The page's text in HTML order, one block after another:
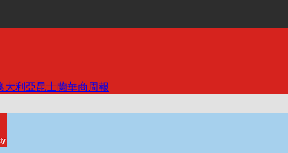
大利亞昆士蘭華商周報